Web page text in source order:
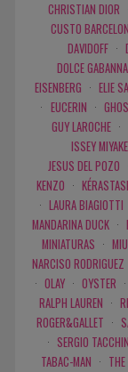
CHRISTIAN DIOR
CUSTO
DAVIDOFF ·
DOLCE GABANNA
EISENBERG · ELIE
· EUCERIN ·
GUY LAROCHE ·
ISSEY MIYAKE
JESUS DEL POZO
KENZO ·
· LAURA BIAGIOTTI
MANDARINA DUCK ·
MINIATURAS ·
NARCISO RODRIGUEZ
· OLAY · OYSTER ·
RALPH LAUREN ·
ROGER&GALLET ·
· SERGIO
TABAC-MAN ·